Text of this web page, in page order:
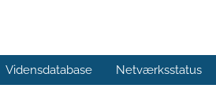
Vidensdatabase Netværksstatus